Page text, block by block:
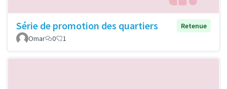
Série de promotion des quartiers
Retenue
Omar
0 1